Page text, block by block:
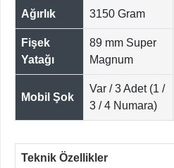
Ağırlık 3150 Gram
Fişek
Yatağı
89 mm Super
Magnum
Mobil Şok
Var / 3 Adet (1 /
3 / 4 Numara)
Teknik Özellikler